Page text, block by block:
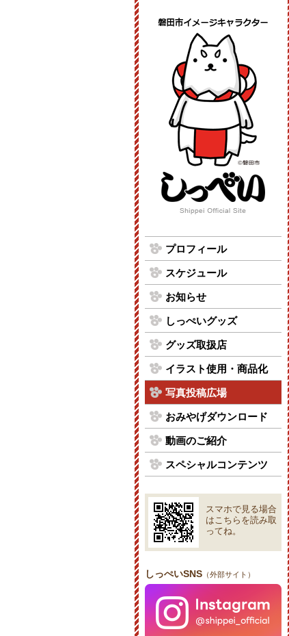
プロフィール
スケジュール
お知らせ
しっぺいグッズ
グッズ取扱店
イラスト使用・商品化
写真投稿広場
おみやげダウンロード
動画のご紹介
スペシャルコンテンツ
スマホで見る場合
はこちらを読み取
ってね。
しっぺいSNS （外部サイト）